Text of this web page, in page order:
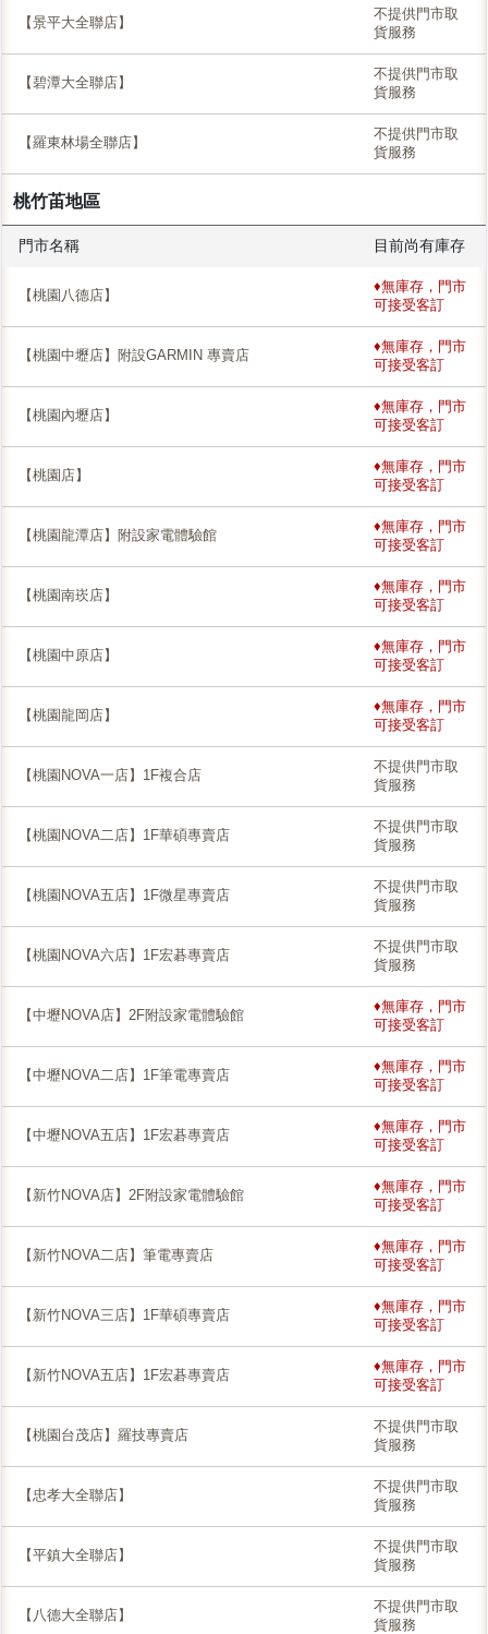
【景平大全聯店】
不提供門市取
貨服務
【碧潭大全聯店】
不提供門市取
貨服務
【羅東林場全聯店】
不提供門市取
貨服務
桃竹苖地區
門市名稱 目前尚有庫存
【桃園八德店】
♦無庫存，門市
可接受客訂
【桃園中壢店】附設GARMIN 專賣店
♦無庫存，門市
可接受客訂
【桃園內壢店】
♦無庫存，門市
可接受客訂
【桃園店】
♦無庫存，門市
可接受客訂
【桃園龍潭店】附設家電體驗館
♦無庫存，門市
可接受客訂
【桃園南崁店】
♦無庫存，門市
可接受客訂
【桃園中原店】
♦無庫存，門市
可接受客訂
【桃園龍岡店】
♦無庫存，門市
可接受客訂
【桃園NOVA一店】1F複合店
不提供門市取
貨服務
【桃園NOVA二店】1F華碩專賣店
不提供門市取
貨服務
【桃園NOVA五店】1F微星專賣店
不提供門市取
貨服務
【桃園NOVA六店】1F宏碁專賣店
不提供門市取
貨服務
【中壢NOVA店】2F附設家電體驗館
♦無庫存，門市
可接受客訂
【中壢NOVA二店】1F筆電專賣店
♦無庫存，門市
可接受客訂
【中壢NOVA五店】1F宏碁專賣店
♦無庫存，門市
可接受客訂
【新竹NOVA店】2F附設家電體驗館
♦無庫存，門市
可接受客訂
【新竹NOVA二店】筆電專賣店
♦無庫存，門市
可接受客訂
【新竹NOVA三店】1F華碩專賣店
♦無庫存，門市
可接受客訂
【新竹NOVA五店】1F宏碁專賣店
♦無庫存，門市
可接受客訂
【桃園台茂店】羅技專賣店
不提供門市取
貨服務
【忠孝大全聯店】
不提供門市取
貨服務
【平鎮大全聯店】
不提供門市取
貨服務
【八德大全聯店】
不提供門市取
貨服務